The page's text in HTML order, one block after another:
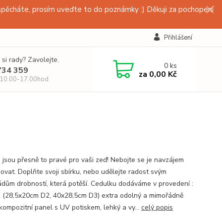
prosím uveďte to do poznámky :) Děkuji za pochopení
Přihlášení
rady? Zavolejte.
359
17.00hod
0ks
za 0,00 Kč
jsou přesně to pravé pro vaši zeď! Nebojte se je navzájem
Doplňte svoji sbírku, nebo udělejte radost svým
drobností, která potěší. Cedulku dodáváme v provedení :
(28,5x20cm D2, 40x28,5cm D3) extra odolný a mimořádně
panel s UV potiskem, lehký a vy... celý popis